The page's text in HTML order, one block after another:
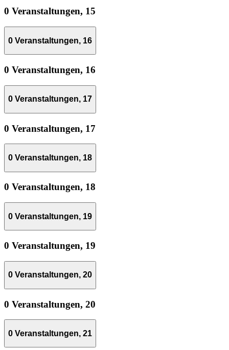
0 Veranstaltungen, 15
0 Veranstaltungen, 16
0 Veranstaltungen, 16
0 Veranstaltungen, 17
0 Veranstaltungen, 17
0 Veranstaltungen, 18
0 Veranstaltungen, 18
0 Veranstaltungen, 19
0 Veranstaltungen, 19
0 Veranstaltungen, 20
0 Veranstaltungen, 20
0 Veranstaltungen, 21